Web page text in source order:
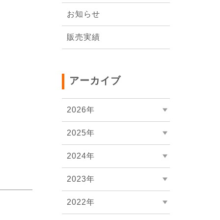
お知らせ
販売実績
アーカイブ
2026年
2025年
2024年
2023年
2022年